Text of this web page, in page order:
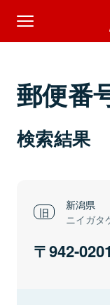
郵便番
検索結果
新潟県
ニイガタ
942-0201